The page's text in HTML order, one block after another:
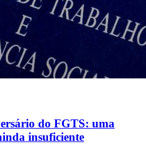
do FGTS: uma
insuficiente